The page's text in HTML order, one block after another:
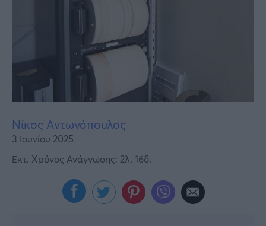
Νίκος Αντωνόπουλος
3 Ιουνίου 2025
Εκτ. Χρόνος Ανάγνωσης: 2λ. 16δ.